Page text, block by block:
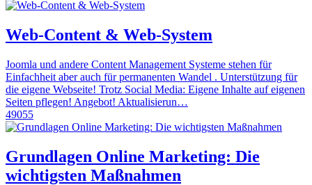
Web-Content & Web-System
Joomla und andere Content Management Systeme stehen für
Einfachheit aber auch für permanenten Wandel . Unterstützung für
die eigene Webseite! Trotz Social Media: Eigene Inhalte auf eigenen
Seiten pflegen! Angebot! Aktualisierun…
49055
Grundlagen Online Marketing: Die
wichtigsten Maßnahmen